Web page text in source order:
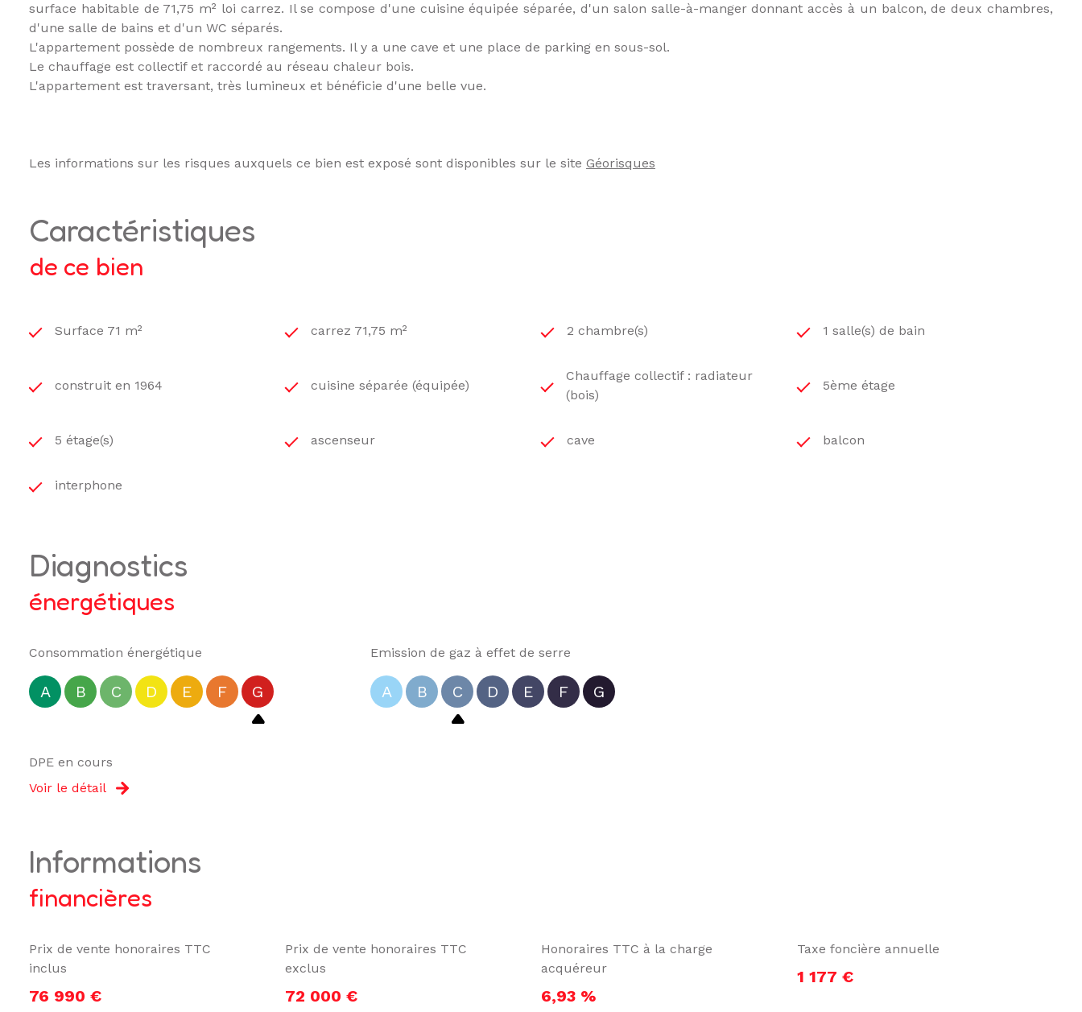
surface habitable de 71,75 m² loi carrez. Il se compose d'une cuisine équipée séparée, d'un salon salle-à-manger donnant accès à un balcon, de deux chambres,
d'une salle de bains et d'un WC séparés.
L'appartement possède de nombreux rangements. Il y a une cave et une place de parking en sous-sol.
Le chauffage est collectif et raccordé au réseau chaleur bois.
L'appartement est traversant, très lumineux et bénéficie d'une belle vue.
Les informations sur les risques auxquels ce bien est exposé sont disponibles sur le site Géorisques
caractéristiques
de ce bien
Surface 71 m² carrez 71,75 m² 2 chambre(s) 1 salle(s) de bain
construit en 1964 cuisine séparée (équipée)
Chauffage collectif : radiateur
(bois)
5ème étage
5 étage(s) ascenseur cave balcon
interphone
diagnostics
énergétiques
Consommation énergétique
A B C D E F G
Emission de gaz à effet de serre
A B C D E F G
DPE en cours
Voir le détail
informations
financières
Prix de vente honoraires TTC
inclus
76 990 €
Prix de vente honoraires TTC
exclus
72 000 €
Honoraires TTC à la charge
acquéreur
6,93 %
Taxe foncière annuelle
1 177 €